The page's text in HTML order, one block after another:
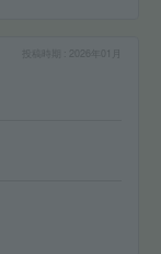
2026年01月